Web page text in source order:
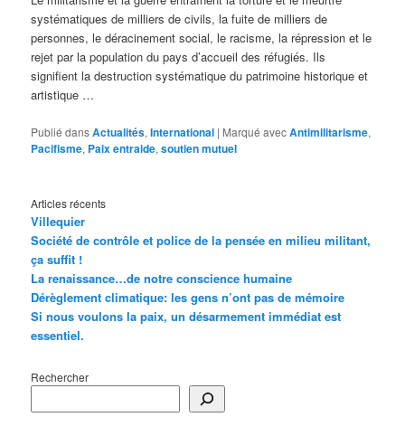
systématiques de milliers de civils, la fuite de milliers de
personnes, le déracinement social, le racisme, la répression et le
rejet par la population du pays d’accueil des réfugiés. Ils
signifient la destruction systématique du patrimoine historique et
artistique …
Publié dansActualités,International | Marqué avecAntimilitarisme,
Pacifisme, Paix entraide,soutien mutuel
Articles récents
Villequier
Société de contrôle et police de la pensée en milieu militant,
ça suffit !
La renaissance…de notre conscience humaine
Dérèglement climatique: les gens n’ont pas de mémoire
Si nous voulons la paix, un désarmement immédiat est
essentiel.
Rechercher